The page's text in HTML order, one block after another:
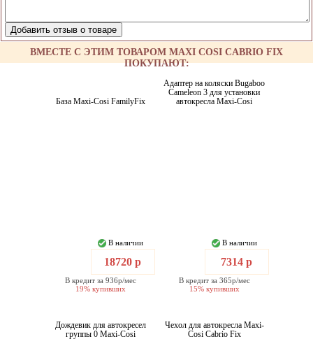
ВМЕСТЕ С ЭТИМ ТОВАРОМ MAXI COSI CABRIO FIX
ПОКУПАЮТ:
База Maxi-Cosi FamilyFix
В наличии
18720 р
В кредит за 936р/мес
19% купивших
Адаптер на коляски Bugaboo
Cameleon 3 для установки
автокресла Maxi-Cosi
В наличии
7314 р
В кредит за 365р/мес
15% купивших
Дождевик для автокресел
группы 0 Maxi-Cosi
Чехол для автокресла Maxi-
Cosi Cabrio Fix